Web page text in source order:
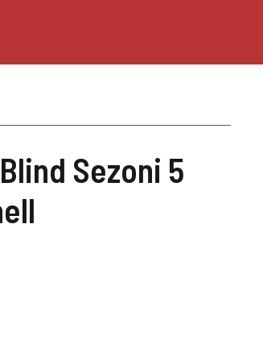
Sezoni 5